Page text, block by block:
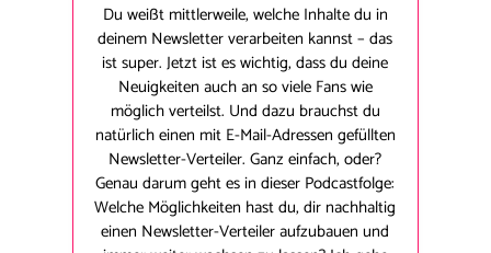
Du weißt mittlerweile, welche Inhalte du in
deinem Newsletter verarbeiten kannst – das
ist super. Jetzt ist es wichtig, dass du deine
Neuigkeiten auch an so viele Fans wie
möglich verteilst. Und dazu brauchst du
natürlich einen mit E-Mail-Adressen gefüllten
Newsletter-Verteiler. Ganz einfach, oder?
Genau darum geht es in dieser Podcastfolge:
Welche Möglichkeiten hast du, dir nachhaltig
einen Newsletter-Verteiler aufzubauen und